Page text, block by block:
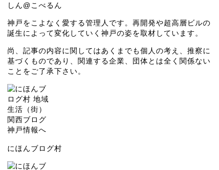
しん@こべるん
神戸をこよなく愛する管理人です。再開発や超高層ビルの
誕生によって変化していく神戸の姿を取材しています。
尚、記事の内容に関してはあくまでも個人の考え、推察に
基づくものであり、関連する企業、団体とは全く関係ない
ことをご了承下さい。
にほんブログ村